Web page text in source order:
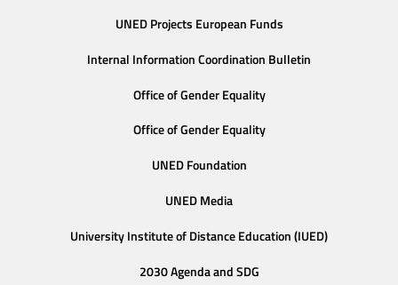
UNED Projects European Funds
Internal Information Coordination Bulletin
Office of Gender Equality
Office of Gender Equality
UNED Foundation
UNED Media
University Institute of Distance Education (IUED)
2030 Agenda and SDG